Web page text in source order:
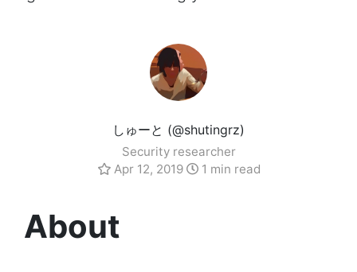
しゅーと (@shutingrz)
Security researcher
Apr 12, 2019
1 min read
About